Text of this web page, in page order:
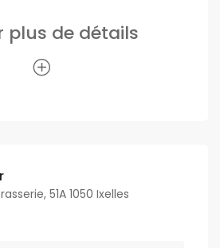
51A 1050 Ixelles